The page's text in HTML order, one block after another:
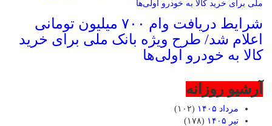
شرایط دریافت وام ۷۰۰ میلیون تومانی
اعلام شد/ طرح ویژه بانک ملی برای خرید
کالا به خودرو اولی‌ها
آرشیو روزانه
مرداد ۱۴۰۵
(۱۰۲)
تیر ۱۴۰۵
(۱۷۸)